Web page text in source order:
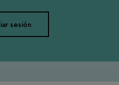
sesión